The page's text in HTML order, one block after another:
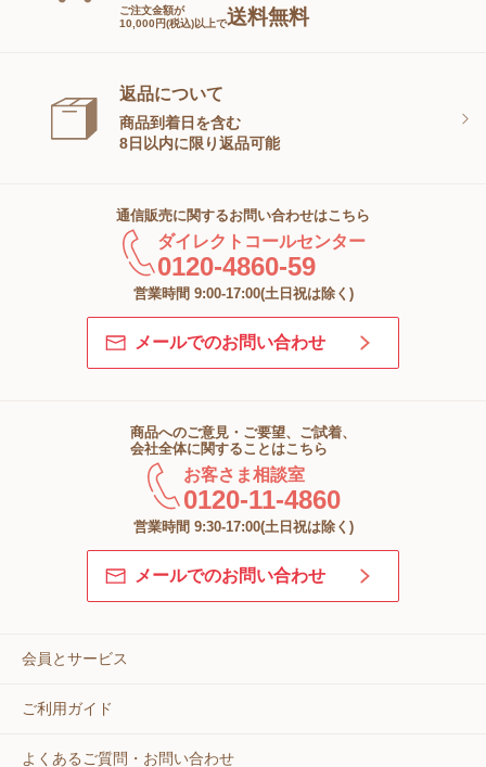
ご注文金額が
10,000円(税込)以上で送料無料
返品について
商品到着日を含む
8日以内に限り返品可能
通信販売に関するお問い合わせはこちら
ダイレクトコールセンター
0120-4860-59
営業時間 9:00-17:00(土日祝は除く)
メールでのお問い合わせ
商品へのご意見・ご要望、ご試着、
会社全体に関することはこちら
お客さま相談室
0120-11-4860
営業時間 9:30-17:00(土日祝は除く)
メールでのお問い合わせ
会員とサービス
ご利用ガイド
よくあるご質問・お問い合わせ